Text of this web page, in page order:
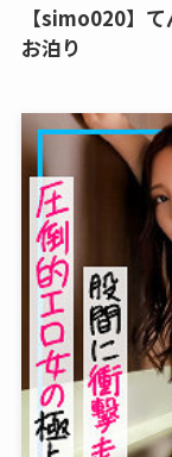
【simo020】
お泊り